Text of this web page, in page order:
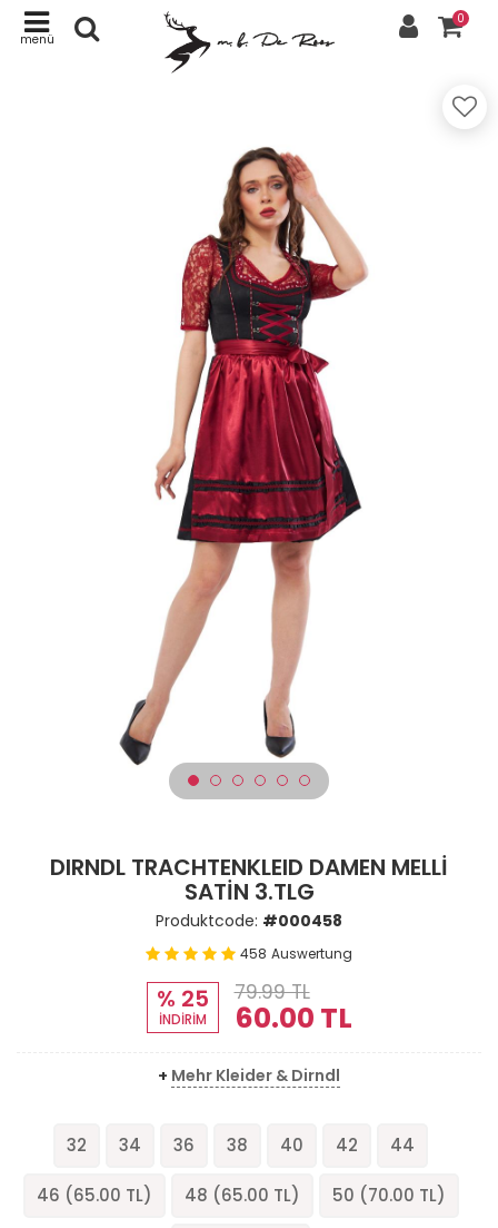
menü
0
DIRNDL TRACHTENKLEID DAMEN MELLİ
SATİN 3.TLG
Produktcode: #000458
458 Auswertung
% 25
İNDİRİM
79.99 TL
60.00 TL
+ Mehr Kleider & Dirndl
32 34 36 38 40 42 44
46 (65.00 TL) 48 (65.00 TL) 50 (70.00 TL)